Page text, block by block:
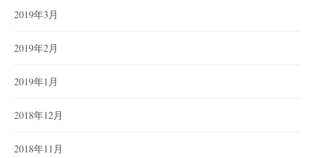
2019年3月
2019年2月
2019年1月
2018年12月
2018年11月